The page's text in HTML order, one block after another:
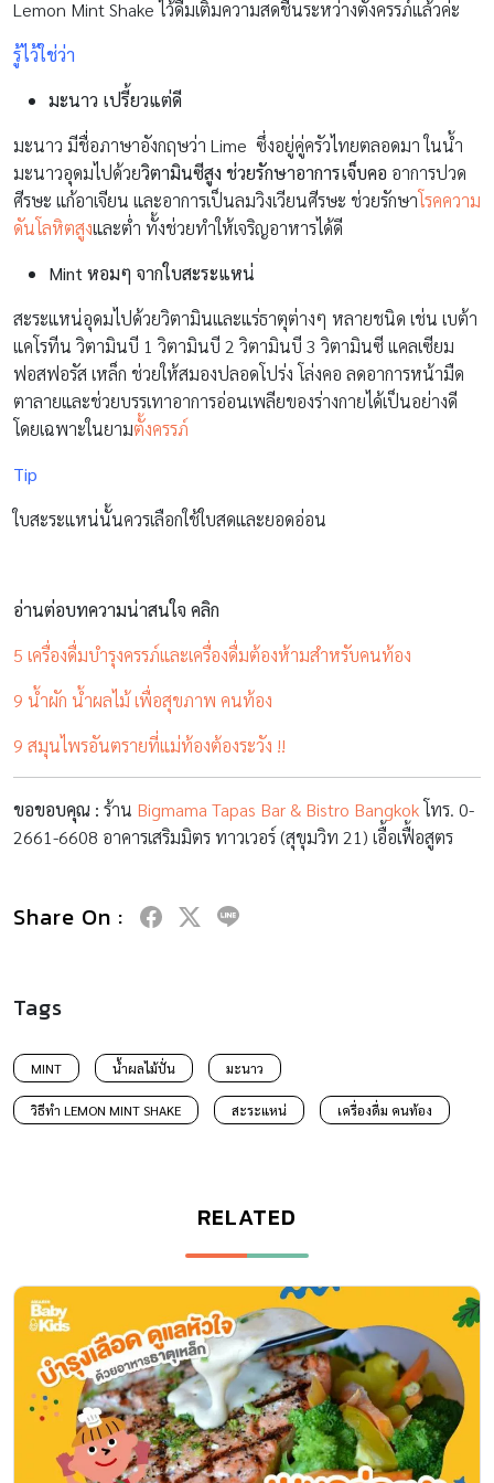
Lemon Mint Shake ไว้ดื่มเติมความสดชื่นระหว่างตั้งครรภ์แล้วค่ะ
รู้ไว้ใช่ว่า
มะนาว เปรี้ยวแต่ดี
มะนาว มีชื่อภาษาอังกฤษว่า Lime ซึ่งอยู่คู่ครัวไทยตลอดมา ในน้ำ
มะนาวอุดมไปด้วยวิตามินซีสูง ช่วยรักษาอาการเจ็บคอ อาการปวด
ศีรษะ แก้อาเจียน และอาการเป็นลมวิงเวียนศีรษะ ช่วยรักษาโรคความ
ดันโลหิตสูงและต่ำ ทั้งช่วยทำให้เจริญอาหารได้ดี
Mint หอมๆ จากใบสะระแหน่
สะระแหน่อุดมไปด้วยวิตามินและแร่ธาตุต่างๆ หลายชนิด เช่น เบต้า
แคโรทีน วิตามินบี 1 วิตามินบี 2 วิตามินบี 3 วิตามินซี แคลเซียม
ฟอสฟอรัส เหล็ก ช่วยให้สมองปลอดโปร่ง โล่งคอ ลดอาการหน้ามืด
ตาลายและช่วยบรรเทาอาการอ่อนเพลียของร่างกายได้เป็นอย่างดี
โดยเฉพาะในยามตั้งครรภ์
Tip
ใบสะระแหน่นั้นควรเลือกใช้ใบสดและยอดอ่อน
อ่านต่อบทความน่าสนใจ คลิก
5 เครื่องดื่มบำรุงครรภ์และเครื่องดื่มต้องห้ามสำหรับคนท้อง
9 น้ำผัก น้ำผลไม้ เพื่อสุขภาพ คนท้อง
9 สมุนไพรอันตรายที่แม่ท้องต้องระวัง !!
ขอขอบคุณ : ร้าน Bigmama Tapas Bar & Bistro Bangkokโทร. 0-
2661-6608 อาคารเสริมมิตร ทาวเวอร์ (สุขุมวิท 21) เอื้อเฟื้อสูตร
Share On :
Tags
MINT น้ำผลไม้ปั่น มะนาว
วิธีทำ LEMON MINT SHAKE สะระแหน่ เครื่องดื่ม คนท้อง
RELATED